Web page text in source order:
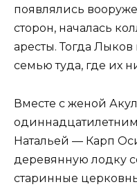
появлялись
сторон, началась
аресты. Тогда
семью туда, где их
Вместе с женой
Натальей — Карп
деревянную лодку
старинные